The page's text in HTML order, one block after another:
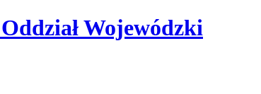
Wojewódzki